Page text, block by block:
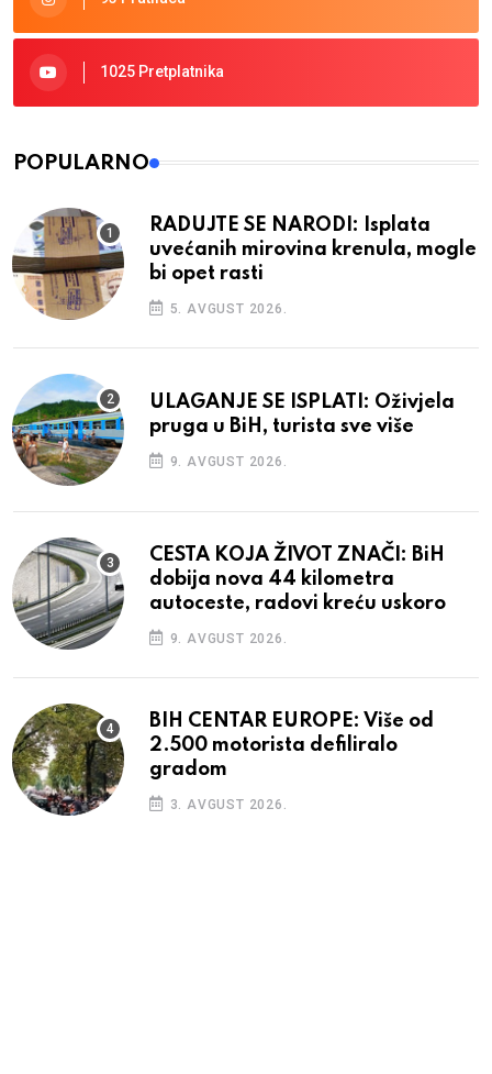
1025 Pretplatnika
POPULARNO
RADUJTE SE NARODI: Isplata
uvećanih mirovina krenula, mogle
bi opet rasti
5. AVGUST 2026.
ULAGANJE SE ISPLATI: Oživjela
pruga u BiH, turista sve više
9. AVGUST 2026.
CESTA KOJA ŽIVOT ZNAČI: BiH
dobija nova 44 kilometra
autoceste, radovi kreću uskoro
9. AVGUST 2026.
BIH CENTAR EUROPE: Više od
2.500 motorista defiliralo
gradom
3. AVGUST 2026.